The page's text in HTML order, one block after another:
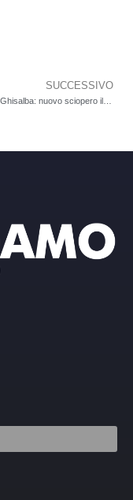
SUCCESSIVO
Casadio di Ghisalba: nuovo sciopero il 3 settembre. Lavoratrici e lavoratori in presidio durante l’incontro con l’azienda. Ancora in bilico il futuro dello stabilimento